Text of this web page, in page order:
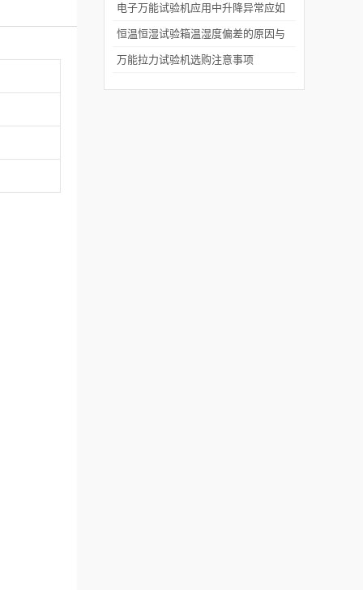
知道多少
电子万能试验机应用中升降异常应如
何处理
恒温恒湿试验箱温湿度偏差的原因与
解决办法
万能拉力试验机选购注意事项